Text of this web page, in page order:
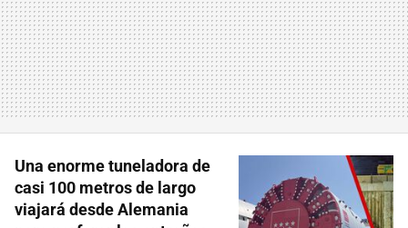
Una enorme tuneladora de
casi 100 metros de largo
viajará desde Alemania